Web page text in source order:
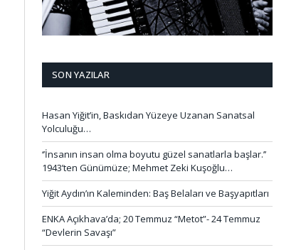
SON YAZILAR
Hasan Yiğit’in, Baskıdan Yüzeye Uzanan Sanatsal
Yolculuğu…
‘’İnsanın insan olma boyutu güzel sanatlarla başlar.’’
1943’ten Günümüze; Mehmet Zeki Kuşoğlu…
Yiğit Aydın’ın Kaleminden: Baş Belaları ve Başyapıtları
ENKA Açıkhava’da; 20 Temmuz “Metot”- 24 Temmuz
“Devlerin Savaşı”